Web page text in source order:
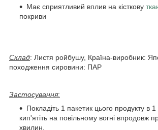
Має сприятливий вплив на кісткову
покриви
Склад: Листя ройбушу, Країна-виробник:
походження сировини: ПАР
Застосування:
Покладіть 1 пакетик цього продукту в 1
кип'ятіть на повільному вогні впродовж
хвилин.